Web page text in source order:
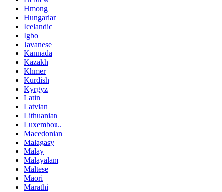
Hmong
Hungarian
Icelandic
Igbo
Javanese
Kannada
Kazakh
Khmer
Kurdish
Kyrgyz
Latin
Latvian
Lithuanian
Luxembou..
Macedonian
Malagasy
Malay
Malayalam
Maltese
Maori
Marathi